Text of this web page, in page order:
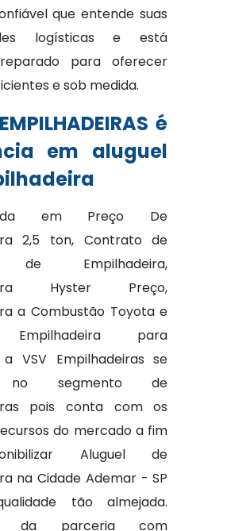
que entende suas
logísticas e está
para oferecer
e sob medida.
é
em aluguel
em Preço De
2,5 ton, Contrato de
de Empilhadeira,
Hyster Preço,
a Combustão Toyota e
Empilhadeira para
a VSV Empilhadeiras se
no segmento de
pois conta com os
do mercado a fim
Aluguel de
na Cidade Ademar - SP
tão almejada.
da parceria com